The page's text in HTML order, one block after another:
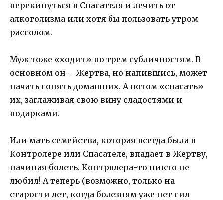
перекинуться в Спасателя и лечить от
алкоголизма или хотя бы пользовать утром
рассолом.
Муж тоже «ходит» по трем субличностям. В
основном он – Жертва, но напившись, может
начать гонять домашних. А потом «спасать»
их, заглаживая свою вину сладостями и
подарками.
Или мать семейства, которая всегда была в
Контролере или Спасателе, впадает в Жертву,
начиная болеть. Контролера-то никто не
любил! А теперь (возможно, только на
старости лет, когда болезням уже нет сил